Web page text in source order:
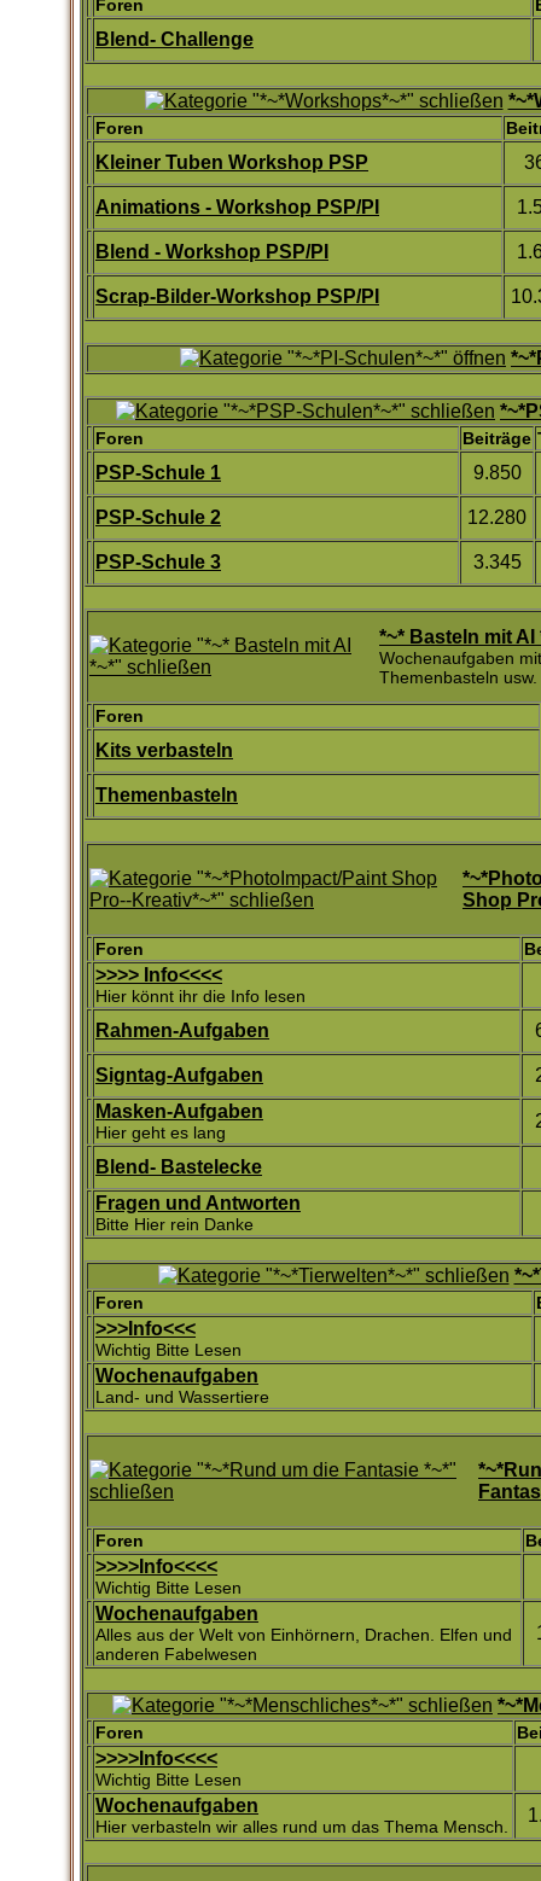
Foren
Blend- Challenge
Foren
Kleiner Tuben Workshop PSP
Animations - Workshop PSP/PI
Blend - Workshop PSP/PI
Scrap-Bilder-Workshop PSP/PI
Foren Beiträge
PSP-Schule 1 9.850
PSP-Schule 2 12.280
PSP-Schule 3 3.345
*~* Basteln mit AI
Wochenaufgaben
Themenbasteln usw.
Foren
Kits verbasteln
Themenbasteln
Shop
Foren
>>>> Info<<<<
Hier könnt ihr die Info lesen
Rahmen-Aufgaben
Signtag-Aufgaben
Masken-Aufgaben
Hier geht es lang
Blend- Bastelecke
Fragen und Antworten
Bitte Hier rein Danke
Foren
>>>Info<<<
Wichtig Bitte Lesen
Wochenaufgaben
Land- und Wassertiere
Foren
>>>>Info<<<<
Wichtig Bitte Lesen
Wochenaufgaben
Alles aus der Welt von Einhörnern, Drachen. Elfen und
anderen Fabelwesen
Foren
>>>>Info<<<<
Wichtig Bitte Lesen
Wochenaufgaben
Hier verbasteln wir alles rund um das Thema Mensch.